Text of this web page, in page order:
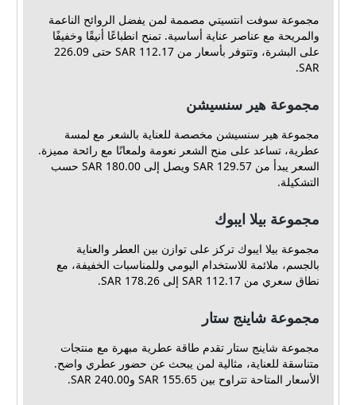
مجموعة سوفت انتسيتي مصممة لمن يفضل الروائح الناعمة
والمريحة مع عناصر عناية أساسية. تمنح انطباعًا أنيقًا وخفيفًا
على البشرة، وتتوفر بأسعار من 112.17 SAR حتى 226.09
SAR.
مجموعة هير سنسيشن
مجموعة هير سنسيشن مخصصة للعناية بالشعر مع لمسة
عطرية، تساعد على منح الشعر نعومة ولمعانًا مع رائحة مميزة.
السعر يبدأ من 129.57 SAR ويصل إلى 180.00 SAR حسب
التشكيلة.
مجموعة بيلا ايبوك
مجموعة بيلا ايبوك تركز على توازن بين العطر والعناية
بالجسم، ملائمة للاستخدام اليومي وللمناسبات الخفيفة، مع
نطاق سعري من 112.17 SAR إلى 178.26 SAR.
مجموعة شاينج ستار
مجموعة شاينج ستار تقدم طاقة عطرية مبهرة مع منتجات
متناسقة للعناية، مثالية لمن يبحث عن حضور عطري واضح.
الأسعار المتاحة تتراوح بين 155.65 SAR و240.00 SAR.